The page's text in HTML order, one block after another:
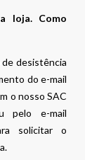
loja. Como
desistência
do e-mail
o nosso SAC
pelo e-mail
solicitar o